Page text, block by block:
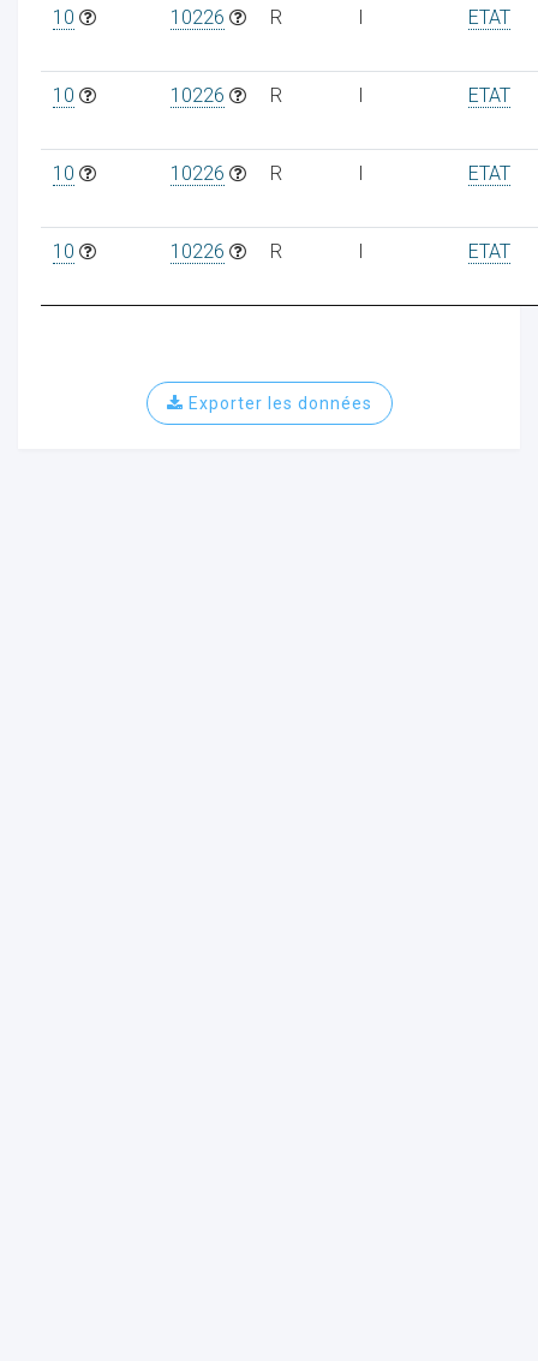
10 10226 R I ETAT
10 10226 R I ETAT
10 10226 R I ETAT
10 10226 R I ETAT
Exporter les données